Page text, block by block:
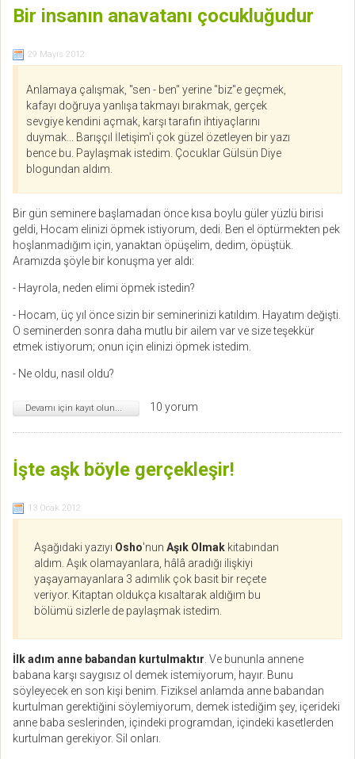
Bir insanın anavatanı çocukluğudur
29 Mayıs 2012
Anlamaya çalışmak, "sen - ben" yerine "biz"e geçmek,
kafayı doğruya yanlışa takmayı bırakmak, gerçek
sevgiye kendini açmak, karşı tarafın ihtiyaçlarını
duymak... Barışçıl İletişim'i çok güzel özetleyen bir yazı
bence bu. Paylaşmak istedim. Çocuklar Gülsün Diye
blogundan aldım.
Bir gün seminere başlamadan önce kısa boylu güler yüzlü birisi
geldi, Hocam elinizi öpmek istiyorum, dedi. Ben el öptürmekten pek
hoşlanmadığım için, yanaktan öpüşelim, dedim, öpüştük.
Aramızda şöyle bir konuşma yer aldı:
- Hayrola, neden elimi öpmek istedin?
- Hocam, üç yıl önce sizin bir seminerinizi katıldım. Hayatım değişti.
O seminerden sonra daha mutlu bir ailem var ve size teşekkür
etmek istiyorum; onun için elinizi öpmek istedim.
- Ne oldu, nasıl oldu?
Devamı için kayıt olun... 10 yorum
İşte aşk böyle gerçekleşir!
13 Ocak 2012
Aşağıdaki yazıyı Osho'nun Aşık Olmak kitabından
aldım. Aşık olamayanlara, hâlâ aradığı ilişkiyi
yaşayamayanlara 3 adımlık çok basit bir reçete
veriyor. Kitaptan oldukça kısaltarak aldığım bu
bölümü sizlerle de paylaşmak istedim.
İlk adım anne babandan kurtulmaktır . Ve bununla annene
babana karşı saygısız ol demek istemiyorum, hayır. Bunu
söyleyecek en son kişi benim. Fiziksel anlamda anne babandan
kurtulman gerektiğini söylemiyorum, demek istediğim şey, içerideki
anne baba seslerinden, içindeki programdan, içindeki kasetlerden
kurtulman gerekiyor. Sil onları.